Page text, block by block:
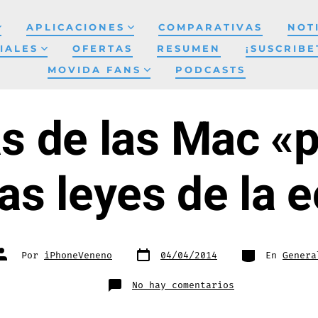
APLICACIONES COMPARATIVAS
OFERTAS RESUMEN
MOVIDA FANS
PODCASTS
de las Mac
leyes de la
Por iPhoneVeneno Fecha
de 04/04/2014 Categorías
En
No hay comentarios
Las